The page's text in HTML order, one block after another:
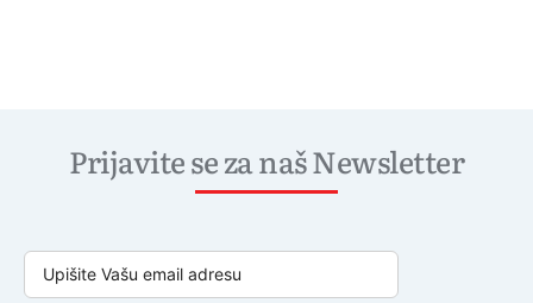
Prijavite se za naš Newsletter